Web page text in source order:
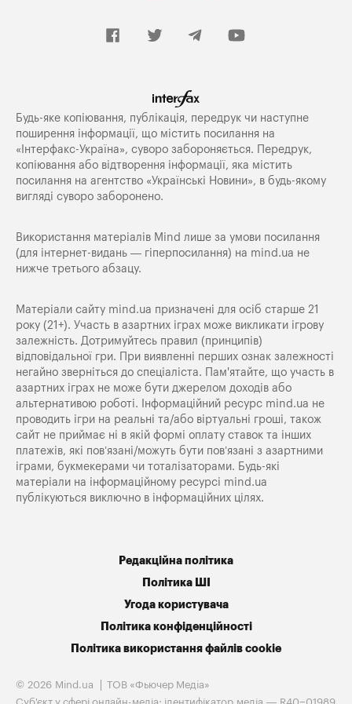
Будь-яке копiювання, публiкацiя, передрук чи наступне
поширення iнформацiї, що мiстить посилання на
«Iнтерфакс-Україна», суворо забороняється. Передрук,
копіювання або відтворення інформації, яка містить
посилання на агентство «Українські Новини», в будь-якому
вигляді суворо заборонено.
Використання матеріалів Mind лише за умови посилання
(для інтернет-видань — гіперпосилання) на mind.ua не
нижче третього абзацу.
Матеріали сайту mind.ua призначені для осіб старше 21
року (21+). Участь в азартних іграх може викликати ігрову
залежність. Дотримуйтесь правил (принципів)
відповідальної гри. При виявленні перших ознак залежності
негайно зверніться до спеціаліста. Пам'ятайте, що участь в
азартних іграх не може бути джерелом доходів або
альтернативою роботі. Інформаційний ресурс mind.ua не
проводить ігри на реальні та/або віртуальні гроші, також
сайт не приймає ні в якій формі оплату ставок та інших
платежів, які пов’язані/можуть бути пов’язані з азартними
іграми, букмекерами чи тоталізаторами. Будь-які
матеріали на інформаційному ресурсі mind.ua
публікуються виключно в інформаційних цілях.
Редакційна політика
Політика ШІ
Угода користувача
Політика конфіденційності
Політика використання файлів cookie
© 2026 Mind.ua
ТОВ «Фьючер Медiа»